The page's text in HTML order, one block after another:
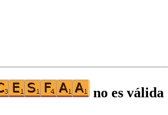
no es válida